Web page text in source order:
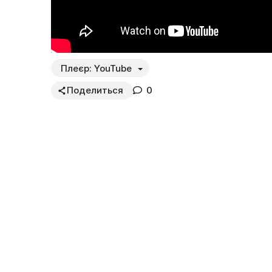
Плеєр: YouTube
Поделиться
0